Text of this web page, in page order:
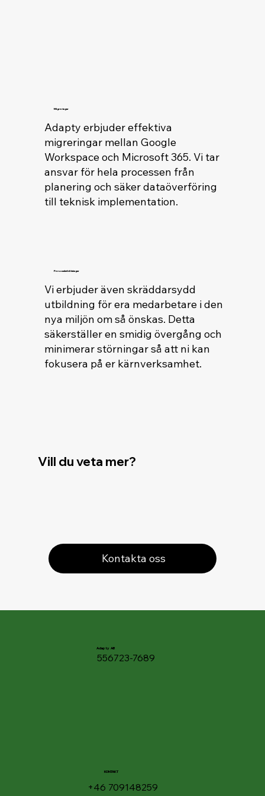
Migreringar
Adapty erbjuder effektiva
migreringar mellan Google
Workspace och Microsoft 365. Vi tar
ansvar för hela processen från
planering och säker dataöverföring
till teknisk implementation.
Personalutbildningar
​Vi erbjuder även skräddarsydd
utbildning för era medarbetare i den
nya miljön om så önskas. Detta
säkerställer en smidig övergång och
minimerar störningar så att ni kan
fokusera på er kärnverksamhet.
Vill du veta mer?
Kontakta oss
Adapty AB
556723-7689
KONTAKT
+46 709148259